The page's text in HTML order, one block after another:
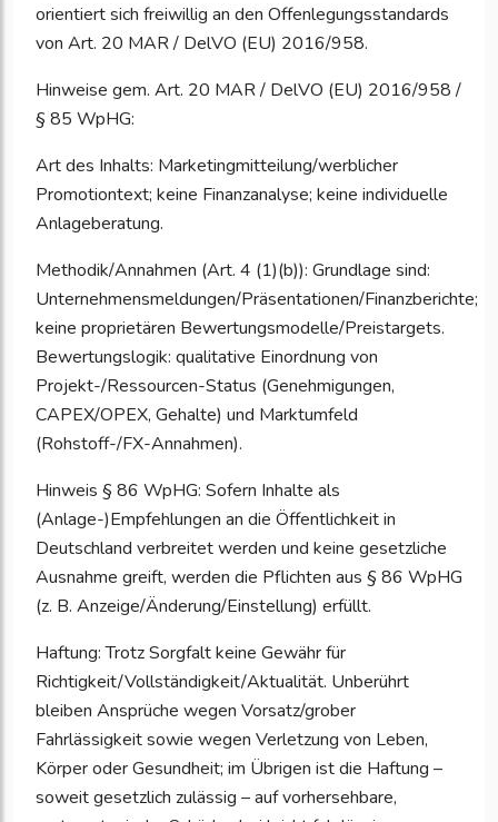
orientiert sich freiwillig an den Offenlegungsstandards
von Art. 20 MAR / DelVO (EU) 2016/958.
Hinweise gem. Art. 20 MAR / DelVO (EU) 2016/958 /
§ 85 WpHG:
Art des Inhalts: Marketingmitteilung/werblicher
Promotiontext; keine Finanzanalyse; keine individuelle
Anlageberatung.
Methodik/Annahmen (Art. 4 (1)(b)): Grundlage sind:
Unternehmensmeldungen/Präsentationen/Finanzberichte;
keine proprietären Bewertungsmodelle/Preistargets.
Bewertungslogik: qualitative Einordnung von
Projekt-/Ressourcen-Status (Genehmigungen,
CAPEX/OPEX, Gehalte) und Marktumfeld
(Rohstoff-/FX-Annahmen).
Hinweis § 86 WpHG: Sofern Inhalte als
(Anlage-)Empfehlungen an die Öffentlichkeit in
Deutschland verbreitet werden und keine gesetzliche
Ausnahme greift, werden die Pflichten aus § 86 WpHG
(z. B. Anzeige/Änderung/Einstellung) erfüllt.
Haftung: Trotz Sorgfalt keine Gewähr für
Richtigkeit/Vollständigkeit/Aktualität. Unberührt
bleiben Ansprüche wegen Vorsatz/grober
Fahrlässigkeit sowie wegen Verletzung von Leben,
Körper oder Gesundheit; im Übrigen ist die Haftung –
soweit gesetzlich zulässig – auf vorhersehbare,